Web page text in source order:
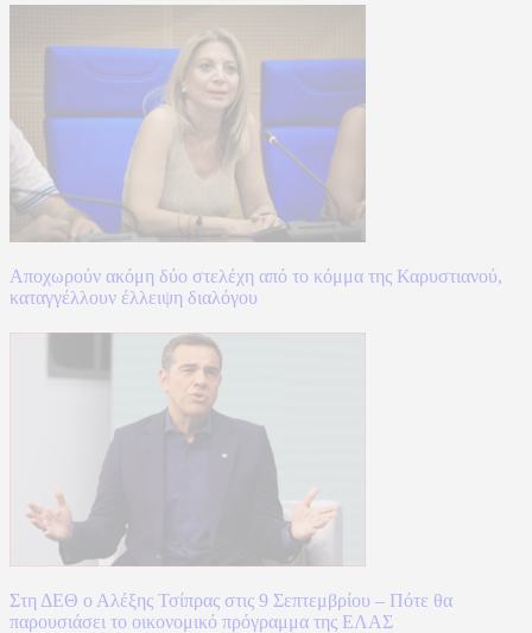
Αποχωρούν ακόμη δύο στελέχη από το κόμμα της Καρυστιανού,
καταγγέλλουν έλλειψη διαλόγου
Στη ΔΕΘ ο Αλέξης Τσίπρας στις 9 Σεπτεμβρίου – Πότε θα
παρουσιάσει το οικονομικό πρόγραμμα της ΕΛΑΣ